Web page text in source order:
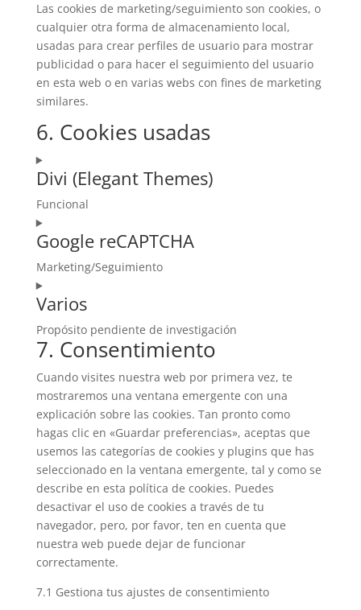
Las cookies de marketing/seguimiento son cookies, o
cualquier otra forma de almacenamiento local,
usadas para crear perfiles de usuario para mostrar
publicidad o para hacer el seguimiento del usuario
en esta web o en varias webs con fines de marketing
similares.
6. Cookies usadas
Divi (Elegant Themes)
Funcional
Google reCAPTCHA
Marketing/Seguimiento
Varios
Propósito pendiente de investigación
7. Consentimiento
Cuando visites nuestra web por primera vez, te
mostraremos una ventana emergente con una
explicación sobre las cookies. Tan pronto como
hagas clic en «Guardar preferencias», aceptas que
usemos las categorías de cookies y plugins que has
seleccionado en la ventana emergente, tal y como se
describe en esta política de cookies. Puedes
desactivar el uso de cookies a través de tu
navegador, pero, por favor, ten en cuenta que
nuestra web puede dejar de funcionar
correctamente.
7.1 Gestiona tus ajustes de consentimiento